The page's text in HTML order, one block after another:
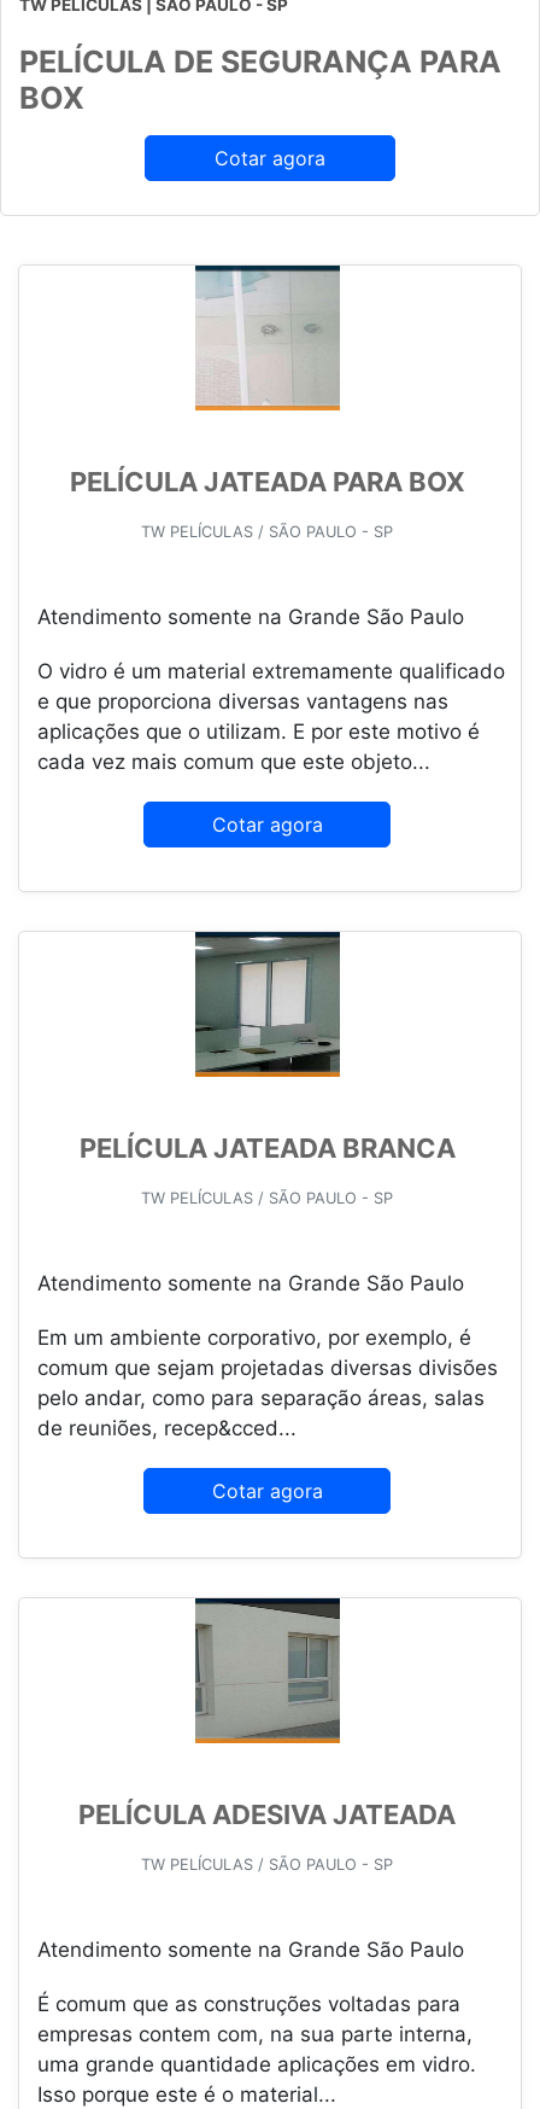
TW PELÍCULAS | SÃO PAULO - SP
PELÍCULA DE SEGURANÇA PARA
BOX
Cotar agora
PELÍCULA JATEADA PARA BOX
TW PELÍCULAS / SÃO PAULO - SP
Atendimento somente na Grande São Paulo
O vidro é um material extremamente qualificado
e que proporciona diversas vantagens nas
aplicações que o utilizam. E por este motivo é
cada vez mais comum que este objeto...
Cotar agora
PELÍCULA JATEADA BRANCA
TW PELÍCULAS / SÃO PAULO - SP
Atendimento somente na Grande São Paulo
Em um ambiente corporativo, por exemplo, é
comum que sejam projetadas diversas divisões
pelo andar, como para separação áreas, salas
de reuniões, recep&cced...
Cotar agora
PELÍCULA ADESIVA JATEADA
TW PELÍCULAS / SÃO PAULO - SP
Atendimento somente na Grande São Paulo
É comum que as construções voltadas para
empresas contem com, na sua parte interna,
uma grande quantidade aplicações em vidro.
Isso porque este é o material...